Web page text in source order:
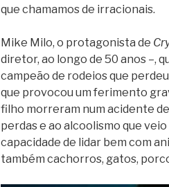
que chamamos de irracionais.
Mike Milo, o protagonista de
diretor, ao longo de 50 anos –,
campeão de rodeios que
que provocou um ferimento
filho morreram num acidente
perdas e ao alcoolismo que
capacidade de lidar bem com
também cachorros, gatos,